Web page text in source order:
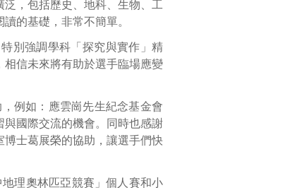
，包括歷史、地科、生物、工
的基礎，非常不簡單。
別強調學科「探究與實作」精
信未來將有助於選手臨場應變
例如：應雲崗先生紀念基金會
國際交流的機會。同時也感謝
士葛展榮的協助，讓選手們快
理奧林匹亞競賽」個人賽和小